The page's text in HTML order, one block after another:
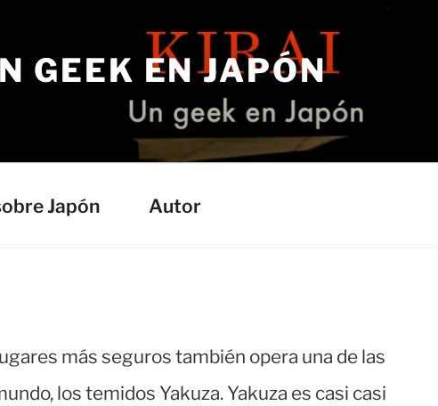
GEEK EN JAPÓN
Japón Autor
más seguros también opera una de las
los temidos Yakuza. Yakuza es casi casi